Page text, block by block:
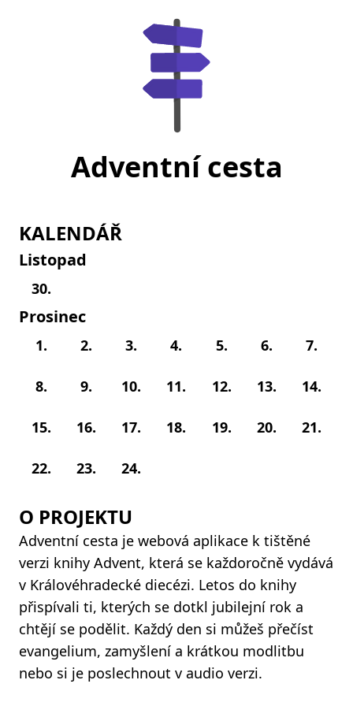
Adventní cesta
KALENDÁŘ
Listopad
30.
Prosinec
1. 2. 3. 4. 5. 6. 7.
8. 9. 10. 11. 12. 13. 14.
15. 16. 17. 18. 19. 20. 21.
22. 23. 24.
O PROJEKTU
Adventní cesta je webová aplikace k tištěné
verzi knihy Advent, která se každoročně vydává
v Královéhradecké diecézi. Letos do knihy
přispívali ti, kterých se dotkl jubilejní rok a
chtějí se podělit. Každý den si můžeš přečíst
evangelium, zamyšlení a krátkou modlitbu
nebo si je poslechnout v audio verzi.